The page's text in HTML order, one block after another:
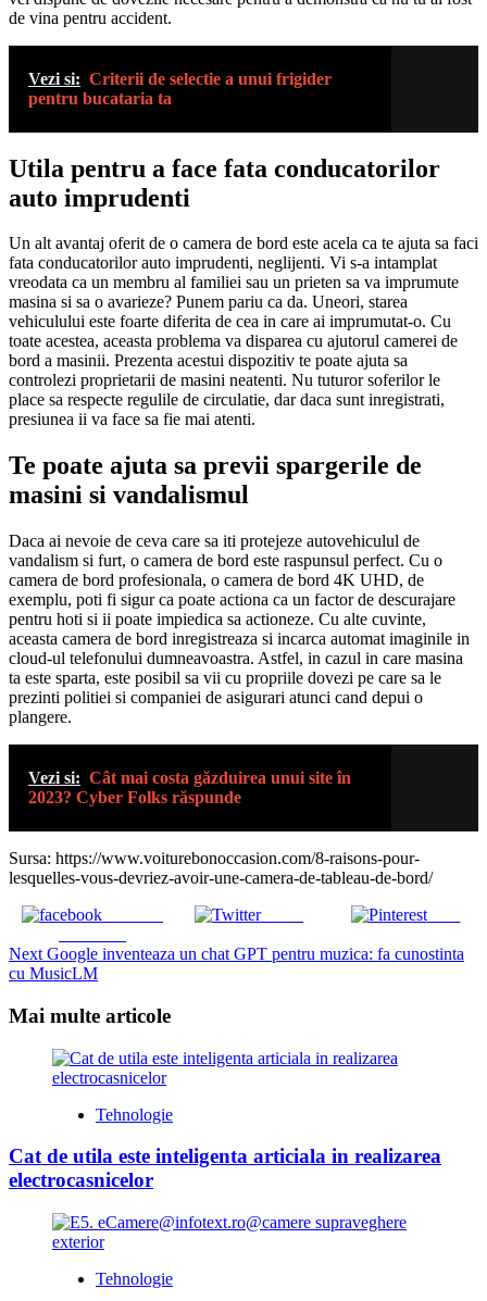
de vina pentru accident.
Vezi si: Criterii de selectie a unui frigider
pentru bucataria ta
Utila pentru a face fata conducatorilor
auto imprudenti
Un alt avantaj oferit de o camera de bord este acela ca te ajuta sa faci
fata conducatorilor auto imprudenti, neglijenti. Vi s-a intamplat
vreodata ca un membru al familiei sau un prieten sa va imprumute
masina si sa o avarieze? Punem pariu ca da. Uneori, starea
vehiculului este foarte diferita de cea in care ai imprumutat-o. Cu
toate acestea, aceasta problema va disparea cu ajutorul camerei de
bord a masinii. Prezenta acestui dispozitiv te poate ajuta sa
controlezi proprietarii de masini neatenti. Nu tuturor soferilor le
place sa respecte regulile de circulatie, dar daca sunt inregistrati,
presiunea ii va face sa fie mai atenti.
Te poate ajuta sa previi spargerile de
masini si vandalismul
Daca ai nevoie de ceva care sa iti protejeze autovehiculul de
vandalism si furt, o camera de bord este raspunsul perfect. Cu o
camera de bord profesionala, o camera de bord 4K UHD, de
exemplu, poti fi sigur ca poate actiona ca un factor de descurajare
pentru hoti si ii poate impiedica sa actioneze. Cu alte cuvinte,
aceasta camera de bord inregistreaza si incarca automat imaginile in
cloud-ul telefonului dumneavoastra. Astfel, in cazul in care masina
ta este sparta, este posibil sa vii cu propriile dovezi pe care sa le
prezinti politiei si companiei de asigurari atunci cand depui o
plangere.
Vezi si: Cât mai costa găzduirea unui site în
2023? Cyber Folks răspunde
Sursa: https://www.voiturebonoccasion.com/8-raisons-pour-
lesquelles-vous-devriez-avoir-une-camera-de-tableau-de-bord/
Tweet Save
Continue
Reading
Next Google inventeaza un chat GPT pentru muzica: fa cunostinta
cu MusicLM
Mai multe articole
Tehnologie
Cat de utila este inteligenta articiala in realizarea
electrocasnicelor
Tehnologie